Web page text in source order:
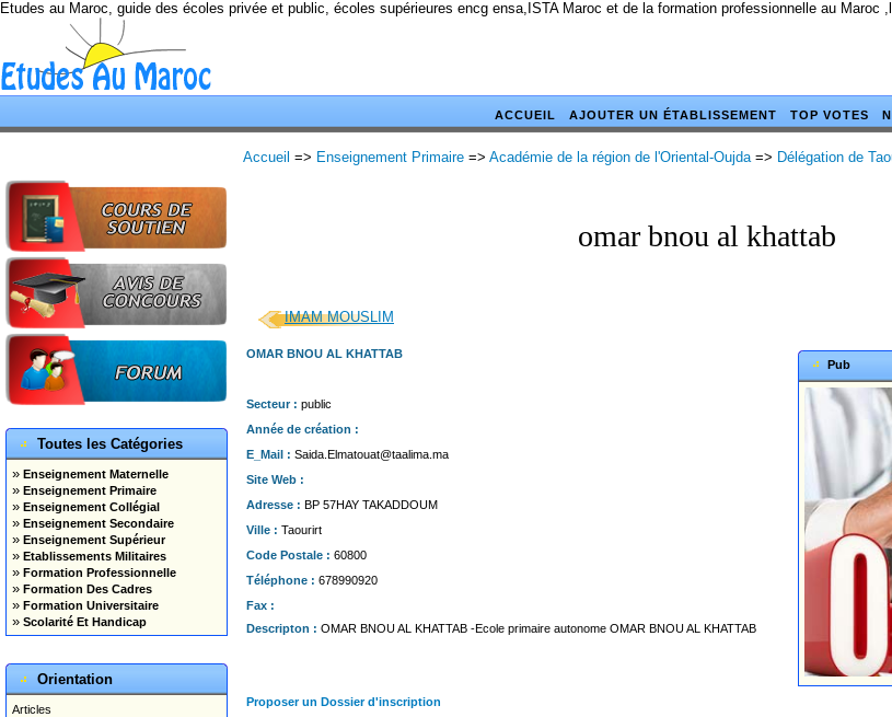
Etudes au Maroc, guide des écoles privée et public, écoles supérieures encg ensa,ISTA Maroc et de la formation professionnelle au Maroc
ACCUEIL AJOUTER UN ÉTABLISSEMENT TOP VOTES
Toutes les Catégories
» Enseignement Maternelle
» Enseignement Primaire
» Enseignement Collégial
» Enseignement Secondaire
» Enseignement Supérieur
» Etablissements Militaires
» Formation Professionnelle
» Formation Des Cadres
» Formation Universitaire
» Scolarité Et Handicap
Orientation
Articles
Accueil => Enseignement Primaire => Académie de la région de l'Oriental-Oujda=> Délégation de
omar bnou al khattab
IMAM MOUSLIM
OMAR BNOU AL KHATTAB
Secteur : public
Année de création :
E_Mail : Saida.Elmatouat@taalima.ma
Site Web :
Adresse : BP 57HAY TAKADDOUM
Ville : Taourirt
Code Postale : 60800
Téléphone : 678990920
Fax :
Descripton : OMAR BNOU AL KHATTAB -Ecole primaire autonome OMAR BNOU AL KHATTAB
Proposer un Dossier d'inscription
Pub